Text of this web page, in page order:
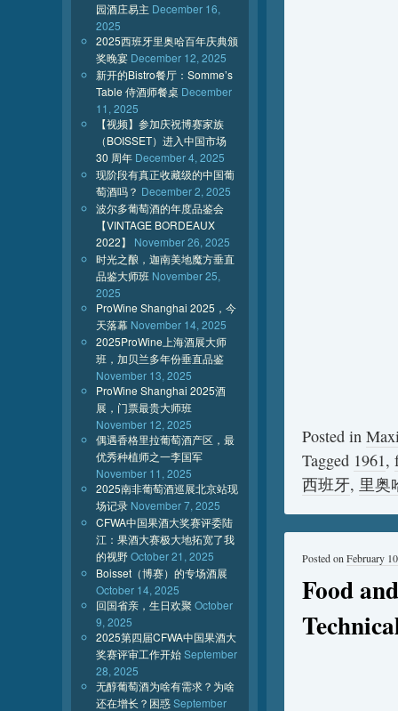
Posted in
Tagged 1961,
西班牙, 里奥
Food
Posted on February
园酒庄易主 December 16,
2025
2025西班牙里奥哈百年庆典颁
奖晚宴 December 12, 2025
新开的Bistro餐厅：Somme’s
Table 侍酒师餐桌 December
11, 2025
【视频】参加庆祝博赛家族
（BOISSET）进入中国市场
30 周年 December 4, 2025
现阶段有真正收藏级的中国葡
萄酒吗？ December 2, 2025
波尔多葡萄酒的年度品鉴会
【VINTAGE BORDEAUX
2022】
November 26, 2025
时光之酿，迦南美地魔方垂直
品鉴大师班 November 25,
2025
ProWine Shanghai 2025，今
天落幕 November 14, 2025
2025ProWine上海酒展大师
班，加贝兰多年份垂直品鉴
November 13, 2025
ProWine Shanghai 2025酒
展，门票最贵大师班
November 12, 2025
偶遇香格里拉葡萄酒产区，最
优秀种植师之一李国军
November 11, 2025
2025南非葡萄酒巡展北京站现
场记录 November 7, 2025
CFWA中国果酒大奖赛评委陆
江：果酒大赛极大地拓宽了我
的视野October 21, 2025
Boisset（博赛）的专场酒展
October 14, 2025
回国省亲，生日欢聚 October
9, 2025
2025第四届CFWA中国果酒大
奖赛评审工作开始September
28, 2025
无醇葡萄酒为啥有需求？为啥
还在增长？困惑September